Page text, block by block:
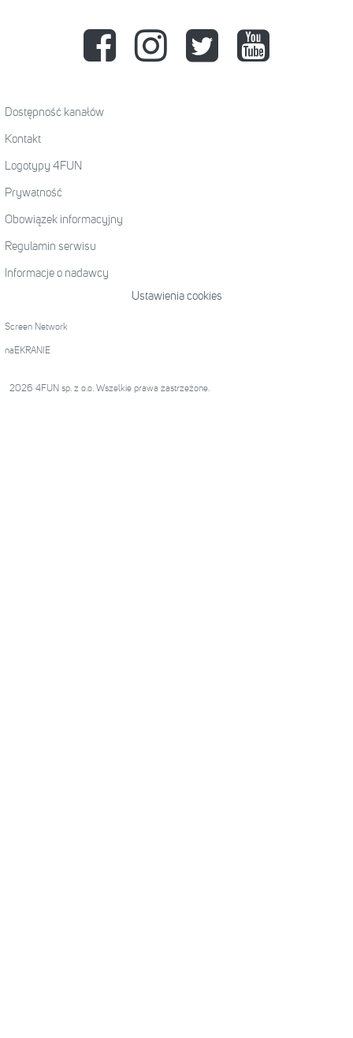
Dostępność kanałów
Kontakt
Logotypy 4FUN
Prywatność
Obowiązek informacyjny
Regulamin serwisu
Informacje o nadawcy
Ustawienia cookies
Screen Network
naEKRANIE
2026 4FUN sp. z o.o. Wszelkie prawa zastrzeżone.